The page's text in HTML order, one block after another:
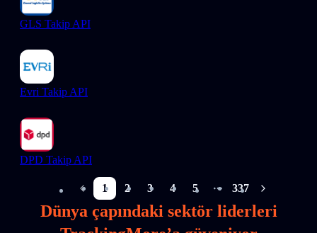
GLS Takip API
Evri Takip API
DPD Takip API
1 2 3 4 5
More pages
337
Dünya çapındaki sektör liderleri